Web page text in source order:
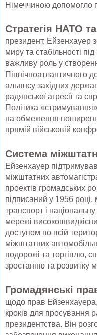
Німеччиною допомогло
Стратегія НАТО
президент, Ейзенхауер
миру та стабільності
важливу роль у
Північноатлантичного
альянсу західних
радянської агресії та
Політика
на обмеження
прямій військовій
Система
Ейзенхауер
міжштатних
проектів громадських
підписаний у 1956
транспорт і
мережі
доступом по всій
міжштатних
подорожі та торгівлю,
зростанню та розвитку
Громадянські
щодо прав
кроків для просування
президентства. Він